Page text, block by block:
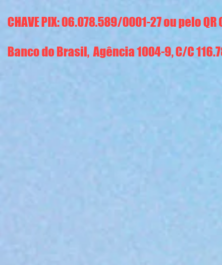
CHAVE PIX: 06.078.589/0001-27 ou pelo
Banco do Brasil, Agência 1004-9, C/C